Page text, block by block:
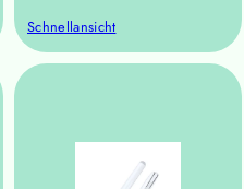
Schnellansicht